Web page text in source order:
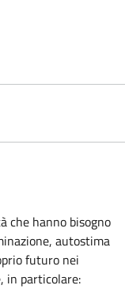
che hanno bisogno
autostima
futuro nei
in particolare: